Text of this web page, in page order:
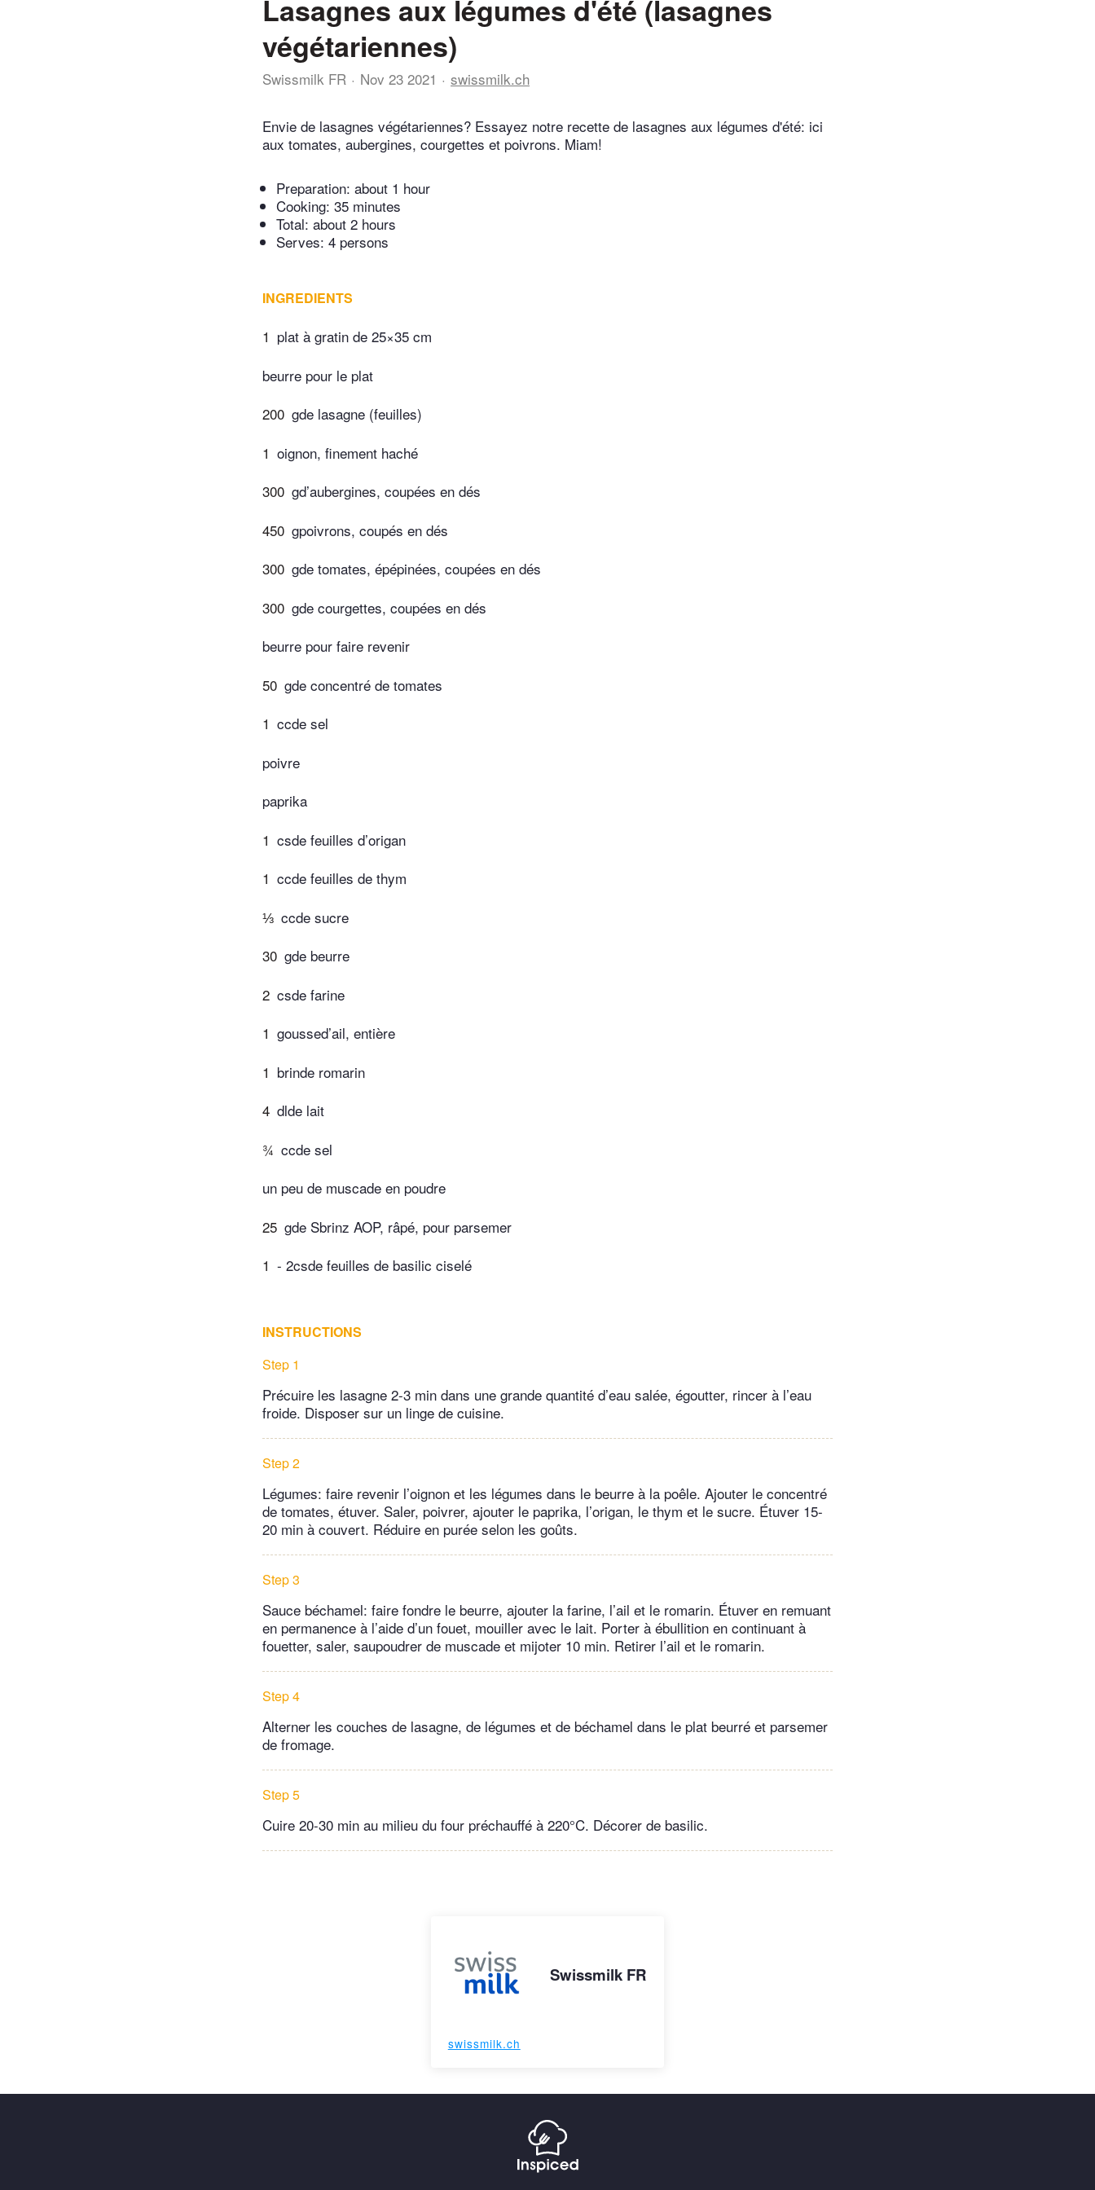
Lasagnes aux légumes d'été (lasagnes
végétariennes)
Swissmilk FR Nov 23 2021 swissmilk.ch
Envie de lasagnes végétariennes? Essayez notre recette de lasagnes aux légumes d'été: ici
aux tomates, aubergines, courgettes et poivrons. Miam!
Preparation: about 1 hour
Cooking: 35 minutes
Total: about 2 hours
Serves: 4 persons
INGREDIENTS
1 plat à gratin de 25×35 cm
beurre pour le plat
200 gde lasagne (feuilles)
1 oignon, finement haché
300 gd’aubergines, coupées en dés
450 gpoivrons, coupés en dés
300 gde tomates, épépinées, coupées en dés
300 gde courgettes, coupées en dés
beurre pour faire revenir
50 gde concentré de tomates
1 ccde sel
poivre
paprika
1 csde feuilles d’origan
1 ccde feuilles de thym
⅓ ccde sucre
30 gde beurre
2 csde farine
1 goussed’ail, entière
1 brinde romarin
4 dlde lait
¾ ccde sel
un peu de muscade en poudre
25 gde Sbrinz AOP, râpé, pour parsemer
1 - 2csde feuilles de basilic ciselé
INSTRUCTIONS
Step 1
Précuire les lasagne 2-3 min dans une grande quantité d’eau salée, égoutter, rincer à l’eau
froide. Disposer sur un linge de cuisine.
Step 2
Légumes: faire revenir l’oignon et les légumes dans le beurre à la poêle. Ajouter le concentré
de tomates, étuver. Saler, poivrer, ajouter le paprika, l’origan, le thym et le sucre. Étuver 15-
20 min à couvert. Réduire en purée selon les goûts.
Step 3
Sauce béchamel: faire fondre le beurre, ajouter la farine, l’ail et le romarin. Étuver en remuant
en permanence à l’aide d’un fouet, mouiller avec le lait. Porter à ébullition en continuant à
fouetter, saler, saupoudrer de muscade et mijoter 10 min. Retirer l’ail et le romarin.
Step 4
Alterner les couches de lasagne, de légumes et de béchamel dans le plat beurré et parsemer
de fromage.
Step 5
Cuire 20-30 min au milieu du four préchauffé à 220°C. Décorer de basilic.
Swissmilk FR
swissmilk.ch